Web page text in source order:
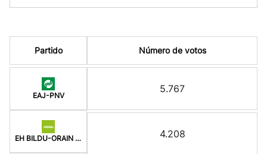
Partido
EAJ-PNV
EH BILDU-ORAIN ERREP
Número de votos
5.767
4.208